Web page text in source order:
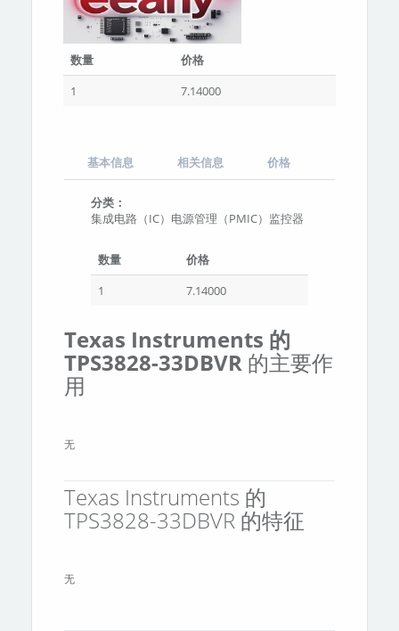
数量
价格
1
7.14000
基本信息 相关信息 价格
分类：
集成电路（IC）电源管理（PMIC）监控器
数量
价格
1
7.14000
Texas Instruments 的
TPS3828-33DBVR 的主要作
用
无
Texas Instruments 的
TPS3828-33DBVR 的特征
无